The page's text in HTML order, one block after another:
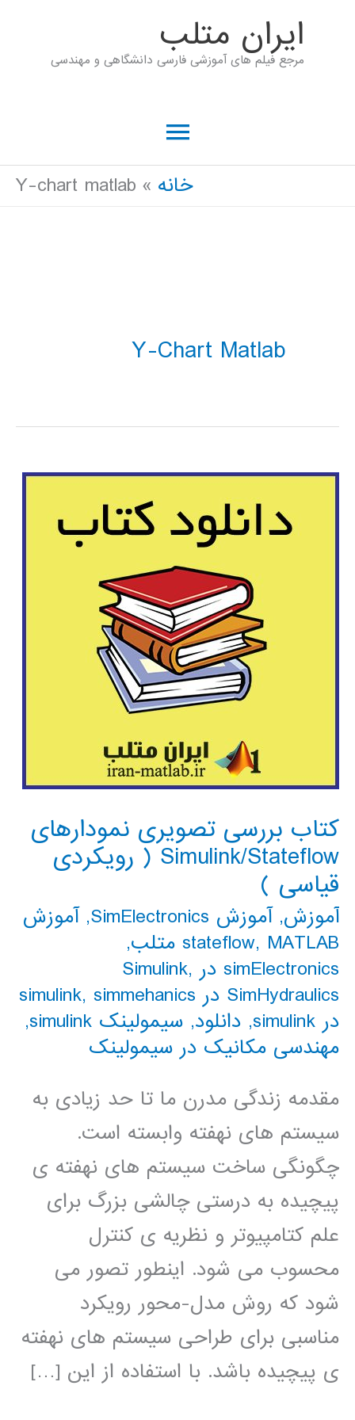
ايران متلب
مرجع فیلم های آموزشی فارسی دانشگاهی و مهندسی
فهرست
اصلی
خانه Y-chart matlab
Y-Chart Matlab
کتاب بررسی تصویری نمودارهای
Simulink/Stateflow ( رویکردی
قیاسی )
آموزش,آموزش SimElectronics ,آموزش
stateflow, MATLAB متلب
,
simElectronics در Simulink
,
SimHydraulics در simulink
, simmehanics
در simulink
, دانلود, سیمولینک simulink
,
مهندسی مکانیک در سیمولینک
مقدمه زندگی مدرن ما تا حد زیادی به
سیستم های نهفته وابسته است.
چگونگی ساخت سیستم های نهفته ی
پیچیده به درستی چالشی بزرگ برای
علم کتامپیوتر و نظریه ی کنترل
محسوب می شود. اینطور تصور می
شود که روش مدل-محور رویکرد
مناسبی برای طراحی سیستم های نهفته
ی پیچیده باشد. با استفاده از این […]